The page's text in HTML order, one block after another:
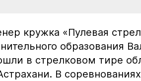
кружка «Пулевая
образования
в стрелковом тире
В